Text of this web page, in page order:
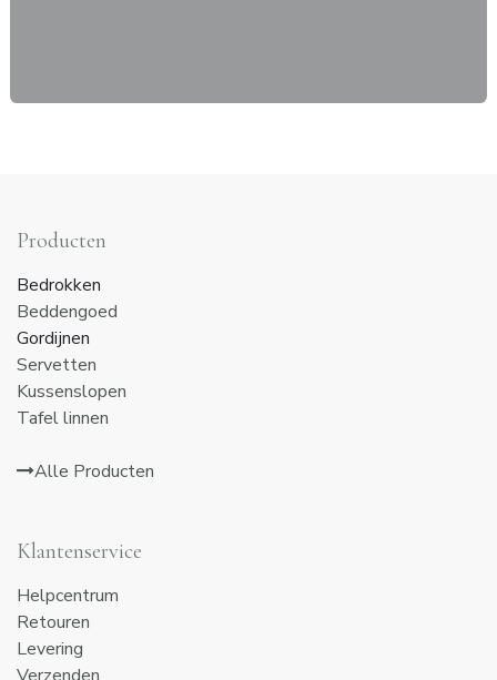
Producten
Bedrokken
Beddengoed
Gordijnen
Servetten
Kussenslopen
Tafel linnen
Alle Producten
Klantenservice
Helpcentrum
Retouren
Levering